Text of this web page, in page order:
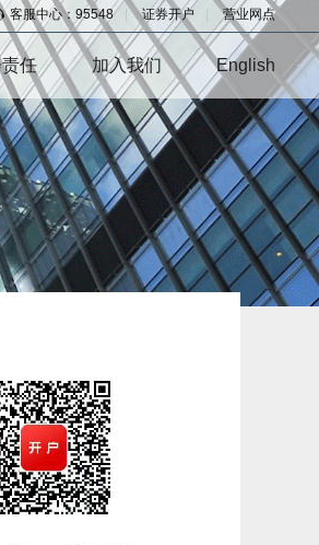
客服中心：95548 | 证券开户 营业网点
任 加入我们 English